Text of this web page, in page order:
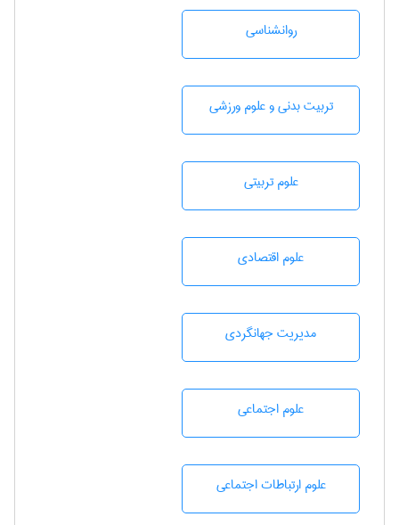
روانشناسی
تربيت بدنی و علوم ورزشی
علوم تربيتی
علوم اقتصادی
مديريت جهانگردی
علوم اجتماعی
علوم ارتباطات اجتماعی